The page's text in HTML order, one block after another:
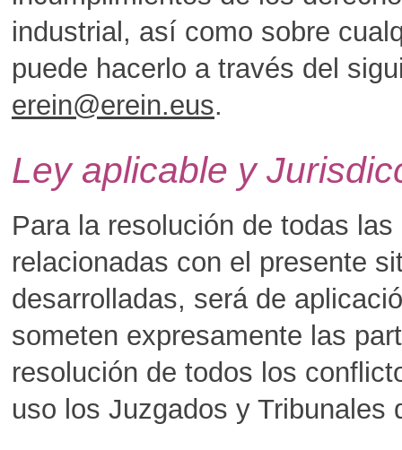
industrial, así como sobre
puede hacerlo a través del
erein@erein.eus.
Ley aplicable y
Para la resolución de todas
relacionadas con el presente
desarrolladas, será de
someten expresamente las
resolución de todos los
uso los Juzgados y Tribunales